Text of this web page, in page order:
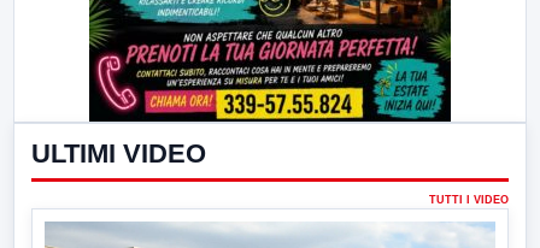
ULTIMI VIDEO
TUTTI I VIDEO